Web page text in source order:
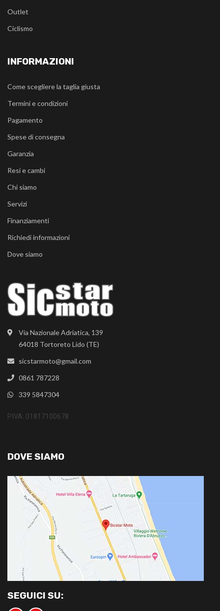
Via Nazionale Adriatica, 139
64018 Tortoreto Lido (TE)
sicstarmoto@gmail.com
0861 787228
339 5847304
P.IVA: 01817100678
Outlet
Ciclismo
INFORMAZIONI
Come scegliere la taglia giusta
Termini e condizioni
Pagamento
Spese di consegna
Garanzia
Resi e cambi
Chi siamo
Servizi
Finanziamenti
Richiedi informazioni
Dove siamo
DOVE SIAMO
SEGUICI SU: